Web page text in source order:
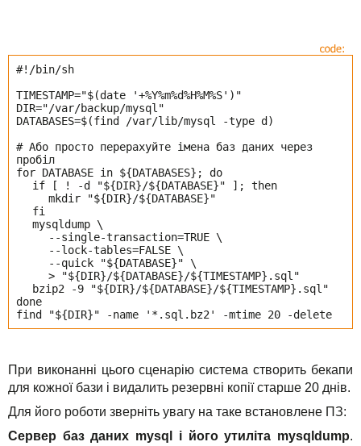
#!/bin/sh
TIMESTAMP="$(date '+%Y%m%d%H%M%S')"
DIR="/var/backup/mysql"
DATABASES=$(find /var/lib/mysql -type d)
# Або просто перерахуйте імена баз даних через
пробіл
for DATABASE in ${DATABASES}; do
if [ ! -d "${DIR}/${DATABASE}" ]; then
mkdir "${DIR}/${DATABASE}"
fi
mysqldump \
--single-transaction=TRUE \
--lock-tables=FALSE \
--quick "${DATABASE}" \
> "${DIR}/${DATABASE}/${TIMESTAMP}.sql"
bzip2 -9 "${DIR}/${DATABASE}/${TIMESTAMP}.sql"
done
find "${DIR}" -name '*.sql.bz2' -mtime 20 -delete
При виконанні цього сценарію система створить бекапи
для кожної бази і видалить резервні копії старше 20 днів.
Для його роботи зверніть увагу на таке встановлене ПЗ:
Сервер баз даних mysql і його утиліта mysqldump.